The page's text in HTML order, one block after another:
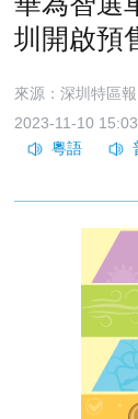
圳開啟預
來源：深圳特區報
2023-11-10 15:03